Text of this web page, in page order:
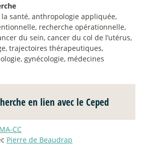
santé, anthropologie appliquée,
recherche opérationnelle,
du sein, cancer du col de l’utérus,
trajectoires thérapeutiques,
gynécologie, médecines
en lien avec le Ceped
CC
Pierre de Beaudrap